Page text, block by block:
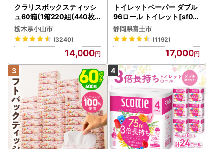
クラリスボックスティッシ
ュ60箱(1箱220組(440枚))
(5個入り×12セット)【配送
不可地域：離島・沖縄県】
【1256759】
栃木県小山市
(3240)
14,000
トイレットペーパー ダブル
96ロール トイレット[sf00
1-012]
静岡県富士市
(1192)
17,000